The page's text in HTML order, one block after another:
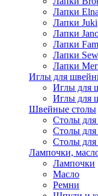
Лапки Elna
Лапки Juki
Лапки
Лапки
Лапки
Лапки
Иглы для
Иглы для
Иглы для
Швейные столы
Столы
Столы
Столы
Лампочки,
Лампочки
Масло
Ремни